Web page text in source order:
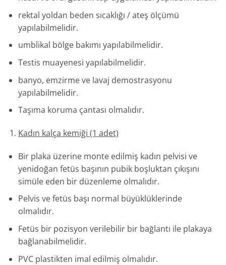
rektal yoldan beden sıcaklığı / ateş ölçümü
yapılabilmelidir.
umblikal bölge bakımı yapılabilmelidir.
Testis muayenesi yapılabilmelidir.
banyo, emzirme ve lavaj demostrasyonu
yapılabilmelidir.
Taşıma koruma çantası olmalıdır.
Kadın kalça kemiği (1 adet)
Bir plaka üzerine monte edilmiş kadın pelvisi ve
yenidoğan fetüs başının pubik boşluktan çıkışını
simüle eden bir düzenleme olmalıdır.
Pelvis ve fetüs başı normal büyüklüklerinde
olmalıdır.
Fetüs bir pozisyon verilebilir bir bağlantı ile plakaya
bağlanabilmelidir.
PVC plastikten imal edilmiş olmalıdır.